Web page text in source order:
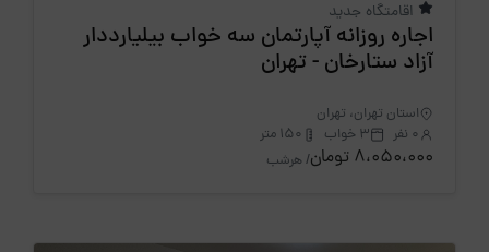
اقامتگاه جدید
اجاره روزانه آپارتمان سه خواب بیلیارددار
آزاد ستارخان - تهران
استان تهران، تهران
0 نفر
3 خواب 150 متر
8،050،000 تومان / هرشب